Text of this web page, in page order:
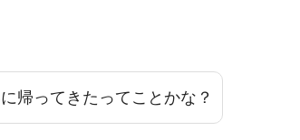
帰ってきたってことかな？